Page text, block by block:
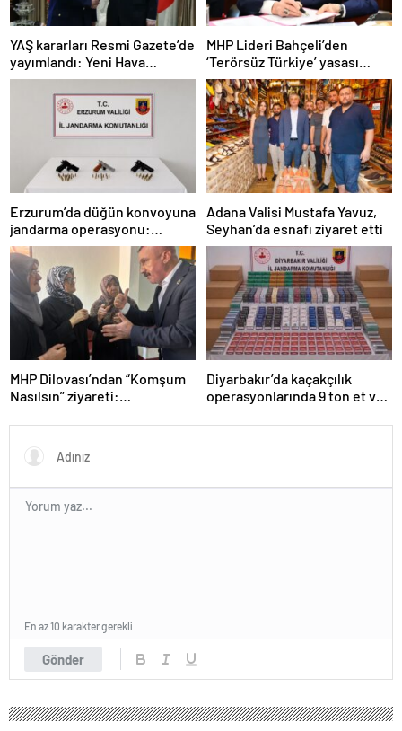
YAŞ kararları Resmi Gazete’de
yayımlandı: Yeni Hava
Kuvvetleri Komutanı
Orgeneral Rafet Dalkıran
MHP Lideri Bahçeli’den
‘Terörsüz Türkiye’ yasası
açıklaması: “Herkes kazandı”
Erzurum’da düğün konvoyuna
jandarma operasyonu:
Silahlar ele geçirildi, ağır
cezalar kesildi
Adana Valisi Mustafa Yavuz,
Seyhan’da esnafı ziyaret etti
MHP Dilovası’ndan “Komşum
Nasılsın” ziyareti:
insan var”
Diyarbakır’da kaçakçılık
operasyonlarında 9 ton et ve
geçirildi
Gönder
En az 10 karakter gerekli